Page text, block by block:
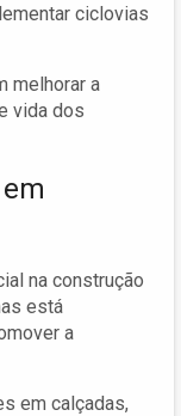
ciclovias
melhorar a
vida dos
na construção
está
a
em calçadas,